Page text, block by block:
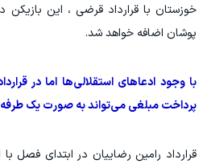
خوزستان با قرارداد قرضی ، این
پوشان اضافه خواهد شد.
با وجود ادعاهای استقلالی‌ها اما در
پرداخت مبلغی می‌تواند به صورت یک طرفه
قرارداد رامین رضاییان در ابتدای